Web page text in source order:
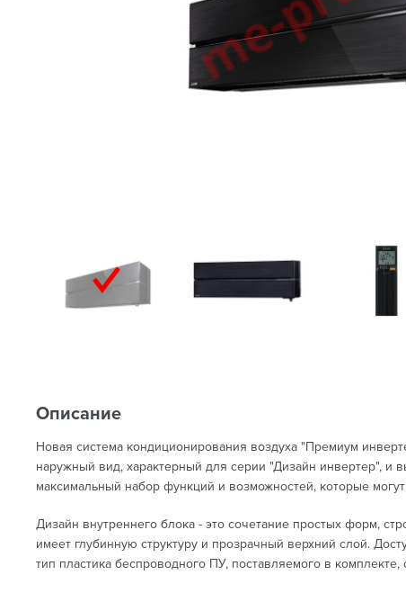
Описание
Новая система кондиционирования воздуха "Премиум
наружный вид, характерный для серии "Дизайн инвертер", и
максимальный набор функций и возможностей, которые
Дизайн внутреннего блока - это сочетание простых форм,
имеет глубинную структуру и прозрачный верхний слой.
тип пластика беспроводного ПУ, поставляемого в комплекте,